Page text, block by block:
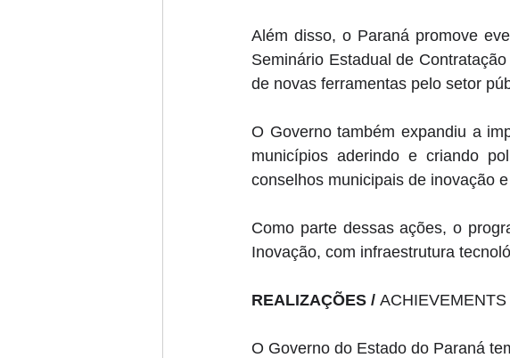
Além disso, o Paraná promove
Seminário Estadual de
de novas ferramentas pelo setor
O Governo também expandiu a
municípios aderindo e criando
conselhos municipais de inovação
Como parte dessas ações, o
Inovação, com infraestrutura
REALIZAÇÕES / ACHIEVEMENTS
O Governo do Estado do Paraná